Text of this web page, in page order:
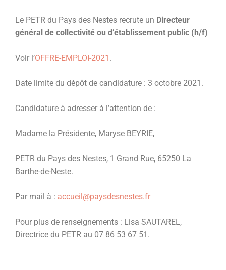
Le PETR du Pays des Nestes recrute un Directeur
général de collectivité ou d’établissement public (h/f)
Voir l’OFFRE-EMPLOI-2021 .
Date limite du dépôt de candidature : 3 octobre 2021.
Candidature à adresser à l’attention de :
Madame la Présidente, Maryse BEYRIE,
PETR du Pays des Nestes, 1 Grand Rue, 65250 La
Barthe-de-Neste.
Par mail à : accueil@paysdesnestes.fr
Pour plus de renseignements : Lisa SAUTAREL,
Directrice du PETR au 07 86 53 67 51.